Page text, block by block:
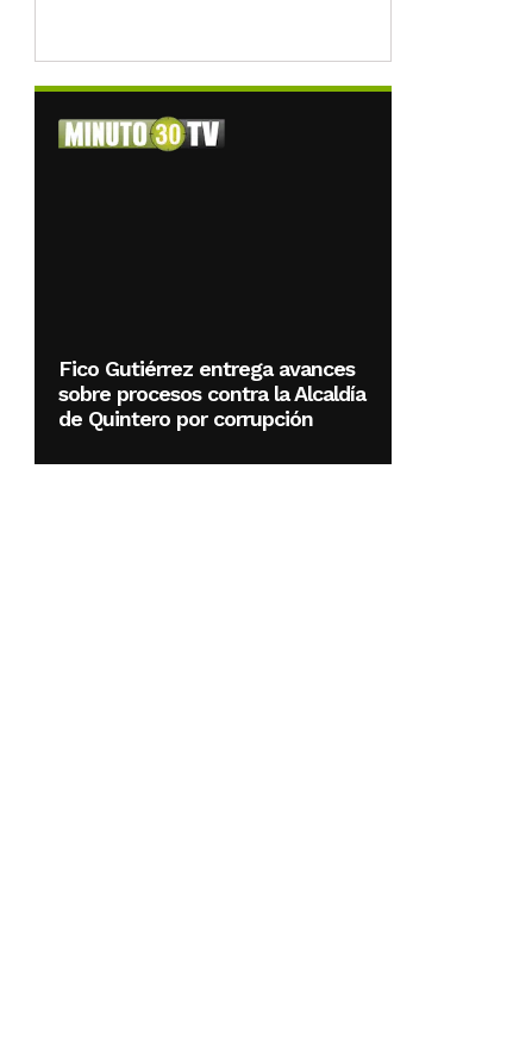
Fico Gutiérrez entrega avances
sobre procesos contra la Alcaldía
de Quintero por corrupción